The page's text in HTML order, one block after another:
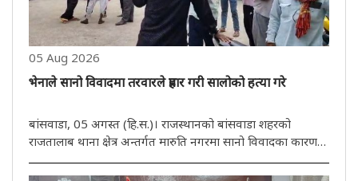
05 Aug 2026
भेनाले सानो विवादमा तरवारले प्रहार गरी सालोको हत्या गरे
बांसवाडा, 05 अगस्त (हि.स.)। राजस्थानको बांसवाडा शहरको
राजतालाब थाना क्षेत्र अन्तर्गत मारुति नगरमा सानो विवादका कारण
गरेको घटना प्रकाशमा आएको छ। प्रारम्भिक जानकारीअनुसार,